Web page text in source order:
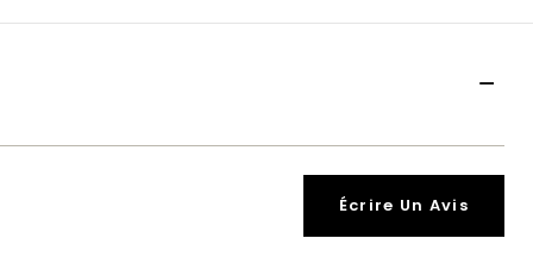
Écrire Un Avis